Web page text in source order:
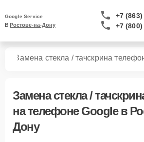
Google Service
В Ростове-на-Дону
+7
+7
Замена стекла / тачскрина
Замена стекла /
на телефоне Google в
Дону